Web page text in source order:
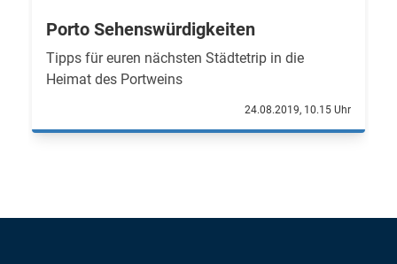
Porto Sehenswürdigkeiten
Tipps für euren nächsten Städtetrip in die
Heimat des Portweins
24.08.2019, 10.15 Uhr